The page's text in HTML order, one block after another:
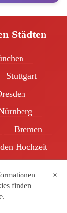
Städten
Stuttgart
Bremen
Hochzeit
finden
×